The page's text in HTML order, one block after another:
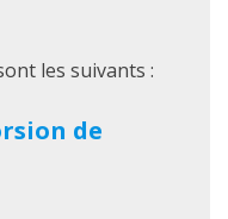
les suivants :
de